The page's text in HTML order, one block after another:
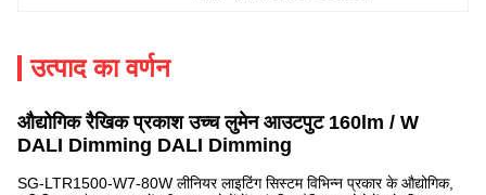
उत्पाद का वर्णन
औद्योगिक रैखिक प्रकाश उच्च लुमेन आउटपुट 160lm / W
DALI Dimming DALI Dimming
SG-LTR1500-W7-80W लीनियर लाइटिंग सिस्टम विभिन्न प्रकार के औद्योगिक,